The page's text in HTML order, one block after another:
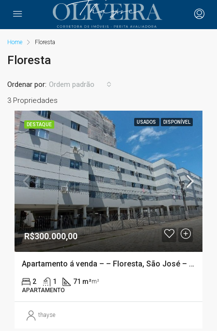
Home Floresta
Floresta
3 Propriedades
Ordenar por: Ordem padrão
DESTAQUE USADOS DISPONÍVEL
R$300.000,00
Apartamento á venda – – Floresta, São José – SC
2 1 71 m²m²
APARTAMENTO
thayse